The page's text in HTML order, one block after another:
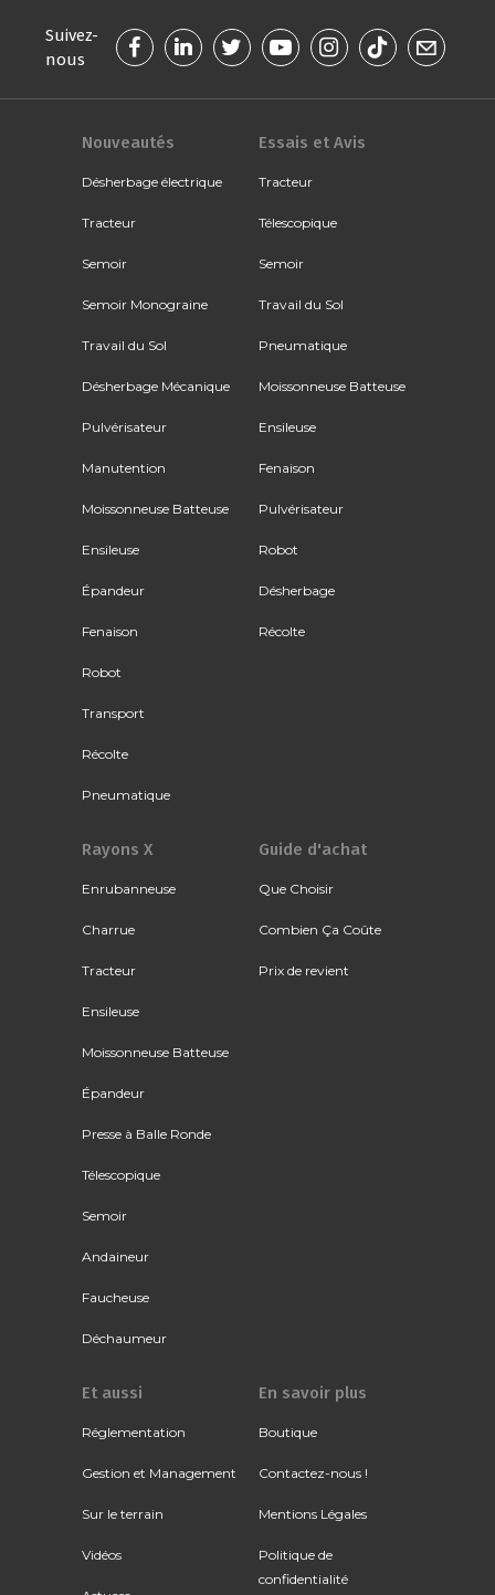
Suivez-
nous
Nouveautés
Désherbage électrique
Tracteur
Semoir
Semoir Monograine
Travail du Sol
Désherbage Mécanique
Pulvérisateur
Manutention
Moissonneuse Batteuse
Ensileuse
Épandeur
Fenaison
Robot
Transport
Récolte
Pneumatique
Essais et Avis
Tracteur
Télescopique
Semoir
Travail du Sol
Pneumatique
Moissonneuse Batteuse
Ensileuse
Fenaison
Pulvérisateur
Robot
Désherbage
Récolte
Rayons X
Enrubanneuse
Charrue
Tracteur
Ensileuse
Moissonneuse Batteuse
Épandeur
Presse à Balle Ronde
Télescopique
Semoir
Andaineur
Faucheuse
Déchaumeur
Guide d'achat
Que Choisir
Combien Ça Coûte
Prix de revient
Et aussi
Réglementation
Gestion et Management
Sur le terrain
Vidéos
En savoir plus
Boutique
Contactez-nous !
Mentions Légales
Politique de
confidentialité